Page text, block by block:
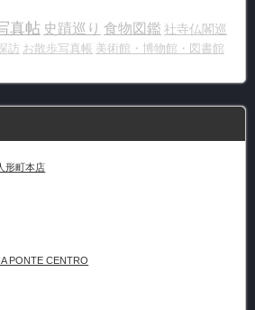
真帖 史蹟巡り 食物図鑑 社寺仏閣巡
訪 お散歩写真帳 美術館・博物館・図書館
形町本店
PONTE CENTRO